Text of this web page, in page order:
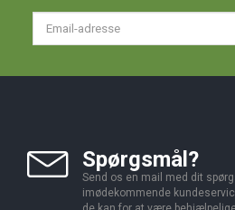
Spørgsmål?
Send os en mail med dit
imødekommende